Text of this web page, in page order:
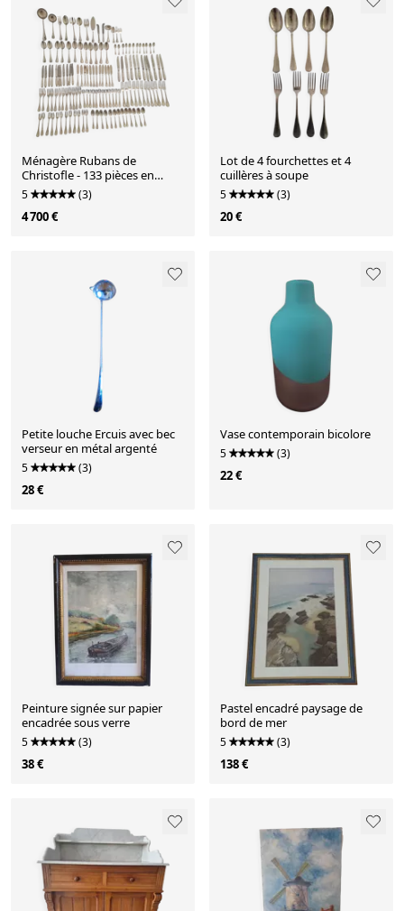
Ménagère Rubans de
Christofle - 133 pièces en
métal argenté
5 (3)
4 700 €
Lot de 4 fourchettes et 4
cuillères à soupe
5 (3)
20 €
Petite louche Ercuis avec bec
verseur en métal argenté
5 (3)
28 €
Vase contemporain bicolore
5 (3)
22 €
Peinture signée sur papier
encadrée sous verre
5 (3)
38 €
Pastel encadré paysage de
bord de mer
5 (3)
138 €